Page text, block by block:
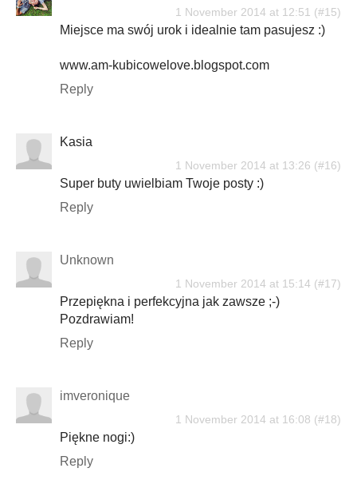
1 November 2014 at 12:51
Miejsce ma swój urok i idealnie tam pasujesz :)
www.am-kubicowelove.blogspot.com
Reply
Kasia
1 November 2014 at 13:26
Super buty uwielbiam Twoje posty :)
Reply
Unknown
1 November 2014 at 15:14
Przepiękna i perfekcyjna jak zawsze ;-)
Pozdrawiam!
Reply
imveronique
1 November 2014 at 16:08
Piękne nogi:)
Reply